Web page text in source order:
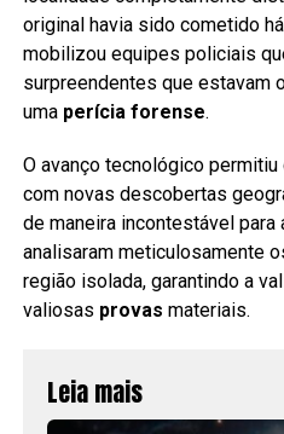
original havia sido cometido
mobilizou equipes policiais
surpreendentes que estavam
uma perícia forense.
O avanço tecnológico
com novas descobertas
de maneira incontestável
analisaram meticulosamente
região isolada, garantindo a
valiosas provas materiais.
Leia mais